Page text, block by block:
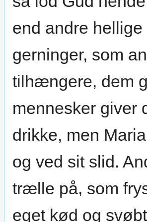
end andre
gerninger, som
tilhængere, dem
mennesker giver
drikke, men
og ved sit slid.
trælle på, som
eget kød og